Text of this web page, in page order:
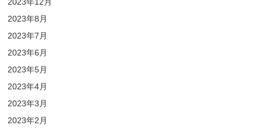
2023年8月
2023年7月
2023年6月
2023年5月
2023年4月
2023年3月
2023年2月